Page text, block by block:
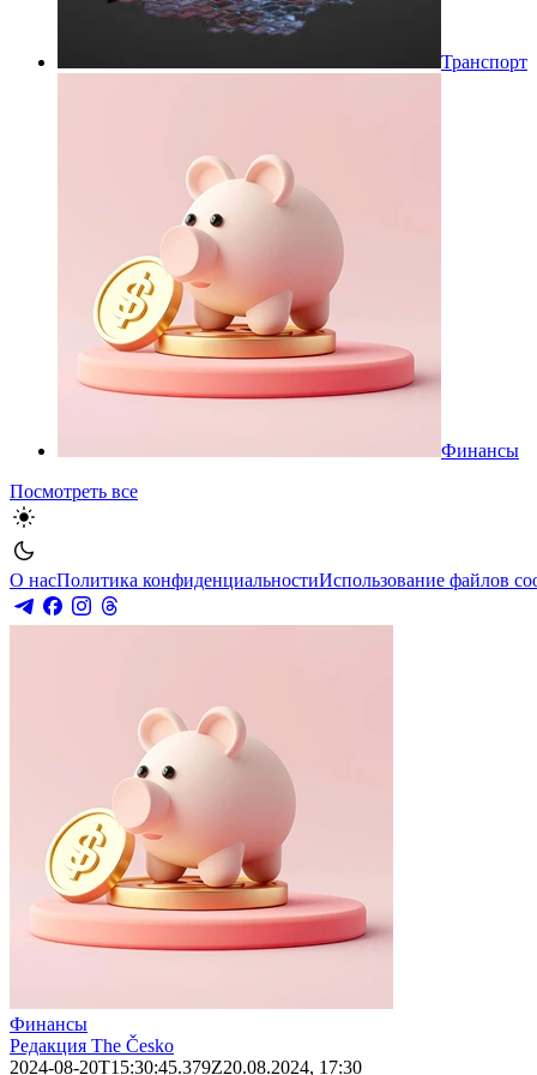
Транспорт
Финансы
Посмотреть все
О насПолитика конфиденциальностиИспользование файлов
Финансы
Редакция The Česko
2024-08-20T15:30:45.379Z20.08.2024, 17:30